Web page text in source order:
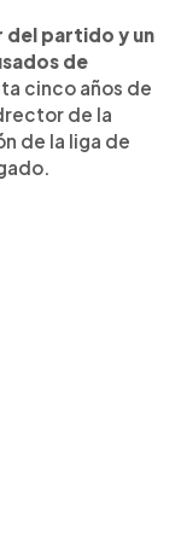
del partido y un
de
cinco años de
de la
de la liga de